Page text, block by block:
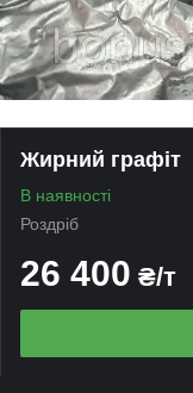
Жирний графіт
В наявності
Роздріб
26 400 ₴/т